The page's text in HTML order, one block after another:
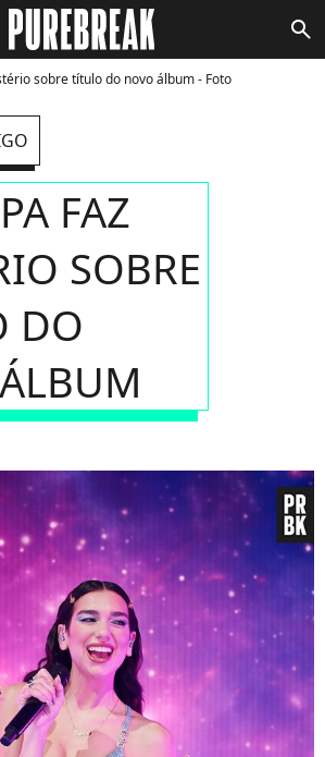
search
sobre título do novo álbum - Foto
FAZ
SOBRE
DO